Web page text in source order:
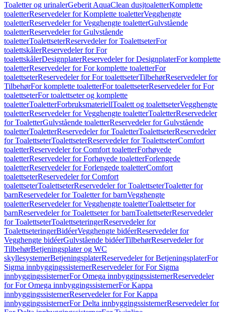
Toaletter og urinalerGeberit AquaClean dusjtoaletterKomplette
toaletterReservedeler for Komplette toaletterVegghengte
toaletterReservedeler for Vegghengte toaletterGulvstående
toaletterReservedeler for Gulvstående
toaletterToalettseterReservedeler for ToalettseterFor
toalettskålerReservedeler for For
toalettskålerDesignplaterReservedeler for DesignplaterFor komplette
toaletterReservedeler for For komplette toaletterFor
toalettseterReservedeler for For toalettseterTilbehørReservedeler for
TilbehørFor komplette toaletterFor toalettseterReservedeler for For
toalettseterFor toalettseter og komplette
toaletterToaletterForbruksmateriellToalett og toalettseterVegghengte
toaletterReservedeler for Vegghengte toaletterToaletterReservedeler
for ToaletterGulvstående toaletterReservedeler for Gulvstående
toaletterToaletterReservedeler for ToaletterToalettseterReservedeler
for ToalettseterToalettseterReservedeler for ToalettseterComfort
toaletterReservedeler for Comfort toaletterForhøyede
toaletterReservedeler for Forhøyede toaletterForlengede
toaletterReservedeler for Forlengede toaletterComfort
toalettseterReservedeler for Comfort
toalettseterToalettseterReservedeler for ToalettseterToaletter for
barnReservedeler for Toaletter for barnVegghengte
toaletterReservedeler for Vegghengte toaletterToalettseter for
barnReservedeler for Toalettseter for barnToalettseterReservedeler
for ToalettseterToalettseteringerReservedeler for
ToalettseteringerBidéerVegghengte bidéerReservedeler for
Vegghengte bidéerGulvstående bidéerTilbehørReservedeler for
TilbehørBetjeningsplater og WC
skyllesystemerBetjeningsplaterReservedeler for BetjeningsplaterFor
Sigma innbyggingssisternerReservedeler for For Sigma
innbyggingssisternerFor Omega innbyggingssisternerReservedeler
for For Omega innbyggingssisternerFor Kappa
innbyggingssisternerReservedeler for For Kappa
innbyggingssisternerFor Delta innbyggingssisternerReservedeler for